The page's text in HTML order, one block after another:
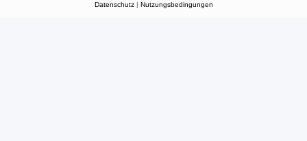
Datenschutz| Nutzungsbedingungen